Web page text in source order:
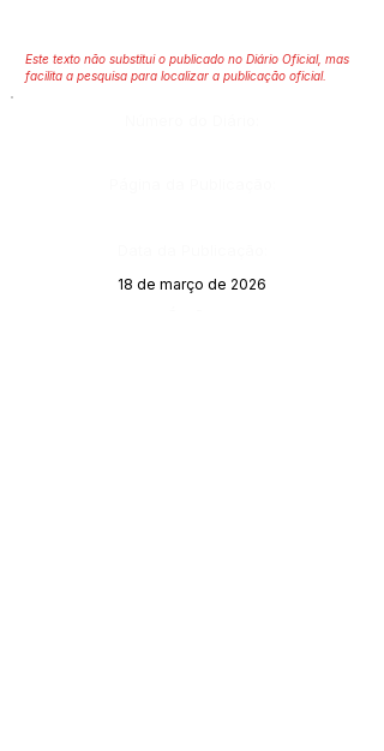
Este texto não substitui o publicado no Diário Oficial, mas
facilita a pesquisa para localizar a publicação oficial.
18 de março de 2026